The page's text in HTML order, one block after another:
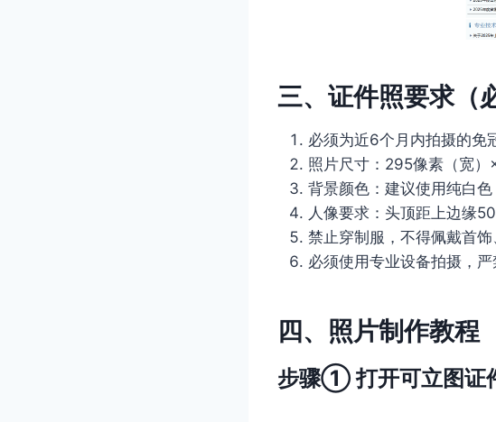
三、证件照要求（
必须为近6个月内拍摄的免
照片尺寸：295像素（宽
背景颜色：建议使用纯白
人像要求：头顶距上边缘
禁止穿制服，不得佩戴首
必须使用专业设备拍摄，
四、照片制作教程
步骤① 打开可立图证